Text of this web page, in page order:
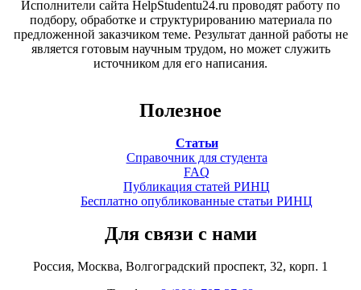
Исполнители сайта HelpStudentu24.ru проводят работу по
подбору, обработке и структурированию материала по
предложенной заказчиком теме. Результат данной работы не
является готовым научным трудом, но может служить
источником для его написания.
Полезное
Статьи
Справочник для студента
FAQ
Публикация статей РИНЦ
Бесплатно опубликованные статьи РИНЦ
Для связи с нами
Россия, Москва, Волгоградский проспект, 32, корп. 1